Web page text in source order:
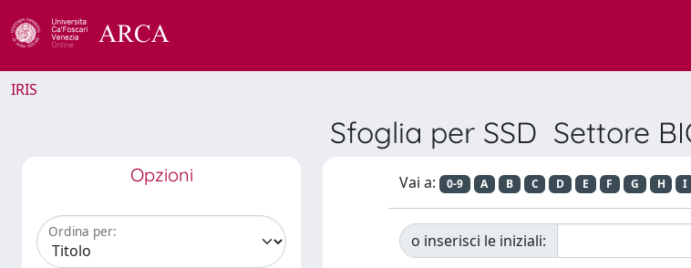
IRIS
Sfoglia per SSD Settore
Opzioni
Ordina per:
Vai a: 0-9 A B C D E F G H I
o inserisci le iniziali: